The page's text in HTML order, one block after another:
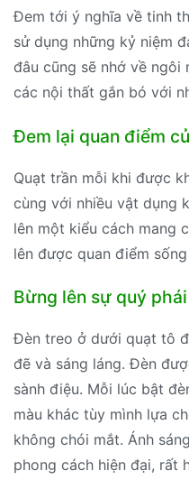
Đem tới ý nghĩa về tinh
sử dụng những kỷ niệm
đâu cũng sẽ nhớ về ngôi
các nội thất gắn bó với
Đem lại quan điểm
Quạt trần mỗi khi được
cùng với nhiều vật dụng
lên một kiểu cách mang
lên được quan điểm
Bừng lên sự quý
Đèn treo ở dưới quạt tô
đẽ và sáng láng. Đèn
sành điệu. Mỗi lúc bật
màu khác tùy mình lựa
không chói mắt. Ánh
phong cách hiện đại, rất